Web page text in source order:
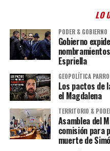
LO
PODER & GOBIERNO
Gobierno
Espriella
GEOPOLÍTICA
Los pactos de
el Magdalena
TERRITORIO &
Asamblea del
comisión para
muerte de